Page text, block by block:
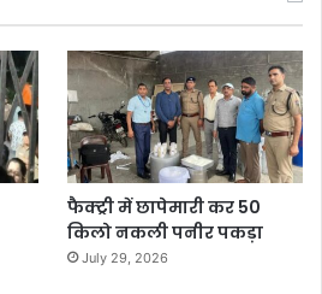
फैक्ट्री में छापेमारी कर 50
किलो नकली पनीर पकड़ा
July 29, 2026